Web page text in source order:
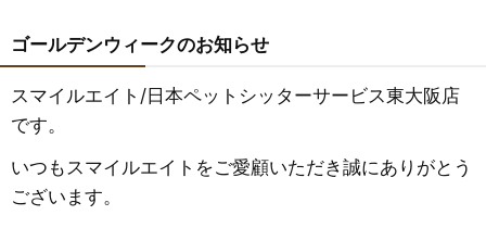
ゴールデンウィークのお知らせ
スマイルエイト/日本ペットシッターサービス東大阪店
です。
いつもスマイルエイトをご愛顧いただき誠にありがとう
ございます。